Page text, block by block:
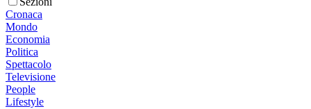
Cronaca
Mondo
Economia
Politica
Spettacolo
Televisione
People
Lifestyle